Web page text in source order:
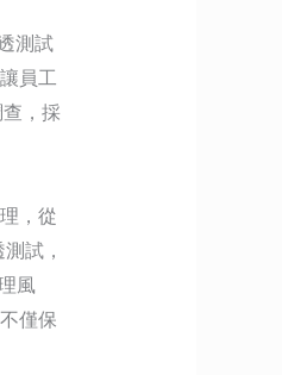
測試
員工
，採
，從
試，
風
僅保